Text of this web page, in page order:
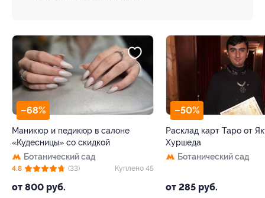
–68%
Маникюр и педикюр в салоне
«Кудесницы» со скидкой
Ботанический сад
от 800 руб.
4.8 (33) Куплено 45
–50%
Расклад карт Таро от
Хуршеда
Ботанический сад
от 285 руб.